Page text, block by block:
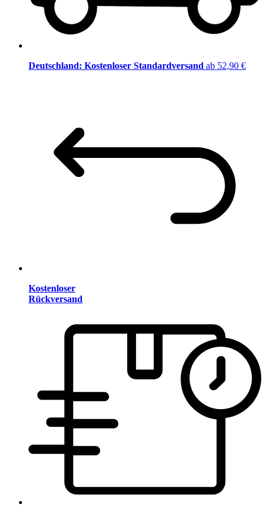
Deutschland: Kostenloser Standardversand ab 52,90 €
Kostenloser
Rückversand